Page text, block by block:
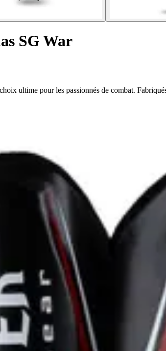
SG War
ultime pour les passionnés de combat.